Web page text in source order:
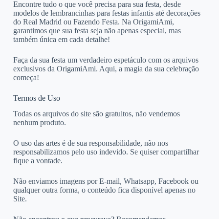
Encontre tudo o que você precisa para sua festa, desde
modelos de lembrancinhas para festas infantis até decorações
do Real Madrid ou Fazendo Festa. Na OrigamiAmi,
garantimos que sua festa seja não apenas especial, mas
também única em cada detalhe!
Faça da sua festa um verdadeiro espetáculo com os arquivos
exclusivos da OrigamiAmi. Aqui, a magia da sua celebração
começa!
Termos de Uso
Todas os arquivos do site são gratuitos, não vendemos
nenhum produto.
O uso das artes é de sua responsabilidade, não nos
responsabilizamos pelo uso indevido. Se quiser compartilhar
fique a vontade.
Não enviamos imagens por E-mail, Whatsapp, Facebook ou
qualquer outra forma, o conteúdo fica disponível apenas no
Site.